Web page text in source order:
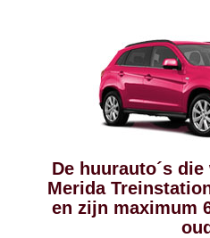
De huurauto´s
Merida
en zijn maximum